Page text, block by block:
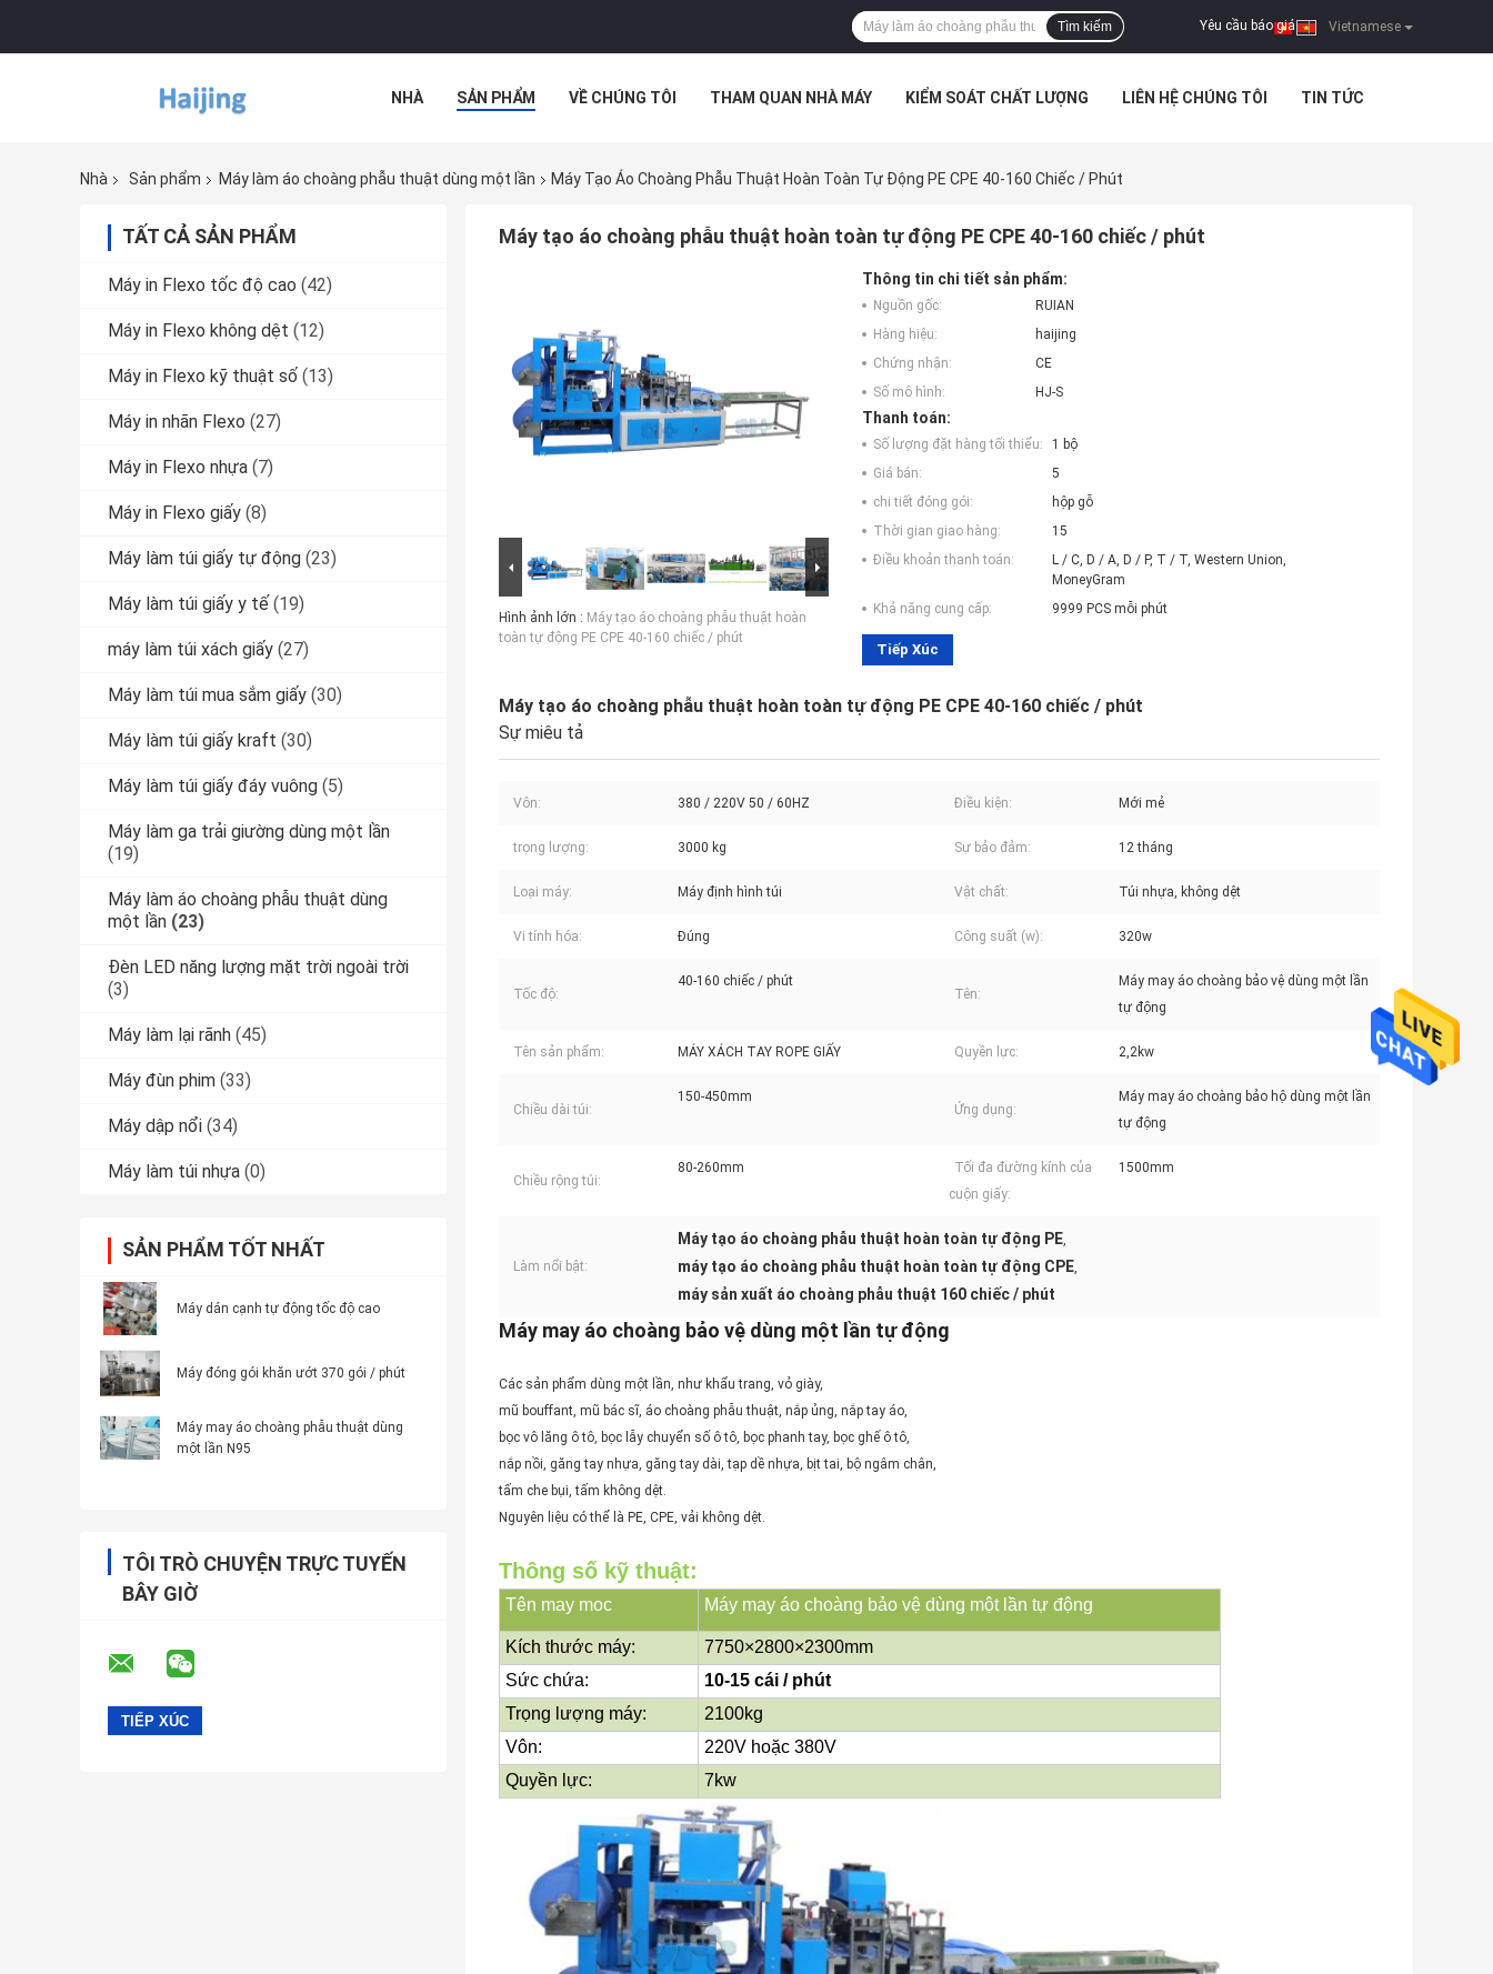
Vietnamese
Yêu cầu báo giá |
Tìm kiếm
NHÀ SẢN PHẨM VỀ CHÚNG TÔI THAM QUAN NHÀ MÁY KIỂM SOÁT CHẤT LƯỢNG LIÊN HỆ CHÚNG TÔI TIN TỨC
Nhà
Sản phẩm Máy làm áo choàng phẫu thuật dùng một lần Máy Tạo Áo Choàng Phẫu Thuật Hoàn Toàn Tự Động PE CPE 40-160 Chiếc / Phút
TẤT CẢ SẢN PHẨM
Máy in Flexo tốc độ cao (42)
Máy in Flexo không dệt (12)
Máy in Flexo kỹ thuật số (13)
Máy in nhãn Flexo (27)
Máy in Flexo nhựa (7)
Máy in Flexo giấy (8)
Máy làm túi giấy tự động (23)
Máy làm túi giấy y tế (19)
máy làm túi xách giấy (27)
Máy làm túi mua sắm giấy (30)
Máy làm túi giấy kraft (30)
Máy làm túi giấy đáy vuông (5)
Máy làm ga trải giường dùng một lần
(19)
Máy làm áo choàng phẫu thuật dùng
một lần (23)
Đèn LED năng lượng mặt trời ngoài trời
(3)
Máy làm lại rãnh (45)
Máy đùn phim (33)
Máy dập nổi (34)
Máy làm túi nhựa (0)
SẢN PHẨM TỐT NHẤT
Máy dán cạnh tự động tốc độ cao
Máy đóng gói khăn ướt 370 gói / phút
Máy may áo choàng phẫu thuật dùng
một lần N95
TÔI TRÒ CHUYỆN TRỰC TUYẾN
BÂY GIỜ
Máy tạo áo choàng phẫu thuật hoàn toàn tự động PE CPE 40-160 chiếc / phút
Hình ảnh lớn : Máy tạo áo choàng phẫu thuật hoàn
toàn tự động PE CPE 40-160 chiếc / phút
Thông tin chi tiết sản phẩm:
Nguồn gốc:
RUIAN
Hàng hiệu:
haijing
Chứng nhận:
CE
Số mô hình:
HJ-S
Thanh toán:
Số lượng đặt hàng tối thiểu:
1 bộ
Giá bán:
5
chi tiết đóng gói:
hộp gỗ
Thời gian giao hàng:
15
Điều khoản thanh toán:
L / C, D / A, D / P, T / T, Western Union,
MoneyGram
Khả năng cung cấp:
9999 PCS mỗi phút
Tiếp Xúc
Máy tạo áo choàng phẫu thuật hoàn toàn tự động PE CPE 40-160 chiếc / phút
Sự miêu tả
Vôn: 380 / 220V 50 / 60HZ Điều kiện: Mới mẻ
trọng lượng: 3000 kg Sự bảo đảm: 12 tháng
Loại máy: Máy định hình túi Vật chất: Túi nhựa, không dệt
Vi tính hóa: Đúng Công suất (w): 320w
Tốc độ:
40-160 chiếc / phút
Tên:
Máy may áo choàng bảo vệ dùng một lần
tự động
Tên sản phẩm: MÁY XÁCH TAY ROPE GIẤY Quyền lực: 2,2kw
Chiều dài túi:
150-450mm
Ứng dụng:
Máy may áo choàng bảo hộ dùng một lần
tự động
Chiều rộng túi:
80-260mm
Tối đa đường kính của
cuộn giấy:
1500mm
Làm nổi bật:
Máy tạo áo choàng phẫu thuật hoàn toàn tự động PE,
máy tạo áo choàng phẫu thuật hoàn toàn tự động CPE,
máy sản xuất áo choàng phẫu thuật 160 chiếc / phút
Máy may áo choàng bảo vệ dùng một lần tự động
Các sản phẩm dùng một lần, như khẩu trang, vỏ giày,
mũ bouffant, mũ bác sĩ, áo choàng phẫu thuật, nắp ủng, nắp tay áo,
bọc vô lăng ô tô, bọc lẫy chuyển số ô tô, bọc phanh tay, bọc ghế ô tô,
nắp nồi, găng tay nhựa, găng tay dài, tạp dề nhựa, bịt tai, bộ ngâm chân,
tấm che bụi, tấm không dệt.
Nguyên liệu có thể là PE, CPE, vải không dệt.
Thông số kỹ thuật:
Tên may moc Máy may áo choàng bảo vệ dùng một lần tự động
Kích thước máy: 7750×2800×2300mm
Sức chứa:
10-15 cái / phút
Trọng lượng máy:
2100kg
Vôn:
220V hoặc 380V
Quyền lực:
7kw